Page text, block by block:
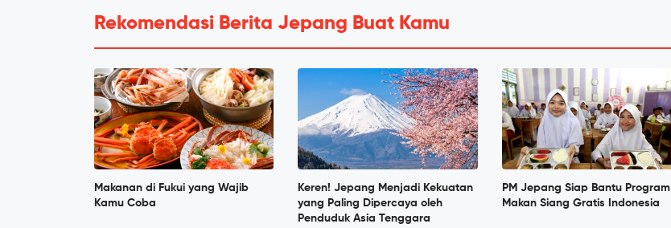
Rekomendasi Berita Jepang Buat Kamu
Makanan di Fukui yang Wajib
Kamu Coba
Keren! Jepang Menjadi Kekuatan
yang Paling Dipercaya oleh
Penduduk Asia Tenggara
PM Jepang Siap Bantu Program
Makan Siang Gratis Indonesia